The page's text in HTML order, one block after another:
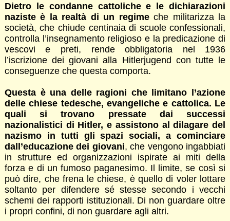
Dietro le condanne cattoliche e le dichiarazioni
naziste è la realtà di un regimeche militarizza la
società, che chiude centinaia di scuole confessionali,
controlla l’insegnamento religioso e la predicazione di
vescovi e preti, rende obbligatoria nel 1936
l’iscrizione dei giovani alla Hitlerjugend con tutte le
conseguenze che questa comporta.
Questa è una delle ragioni che limitano l’azione
delle chiese tedesche, evangeliche e cattolica. Le
quali si trovano pressate dai successi
nazionalistici di Hitler, e assistono al dilagare del
nazismo in tutti gli spazi sociali, a cominciare
dall’educazione dei giovani, che vengono ingabbiati
in strutture ed organizzazioni ispirate ai miti della
forza e di un fumoso paganesimo. Il limite, se così si
può dire, che frena le chiese, è quello di voler lottare
soltanto per difendere sé stesse secondo i vecchi
schemi dei rapporti istituzionali. Di non guardare oltre
i propri confini, di non guardare agli altri.